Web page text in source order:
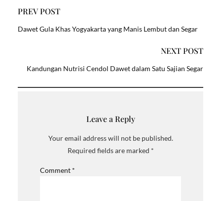
PREV POST
Dawet Gula Khas Yogyakarta yang Manis Lembut dan Segar
NEXT POST
Kandungan Nutrisi Cendol Dawet dalam Satu Sajian Segar
Leave a Reply
Your email address will not be published.
Required fields are marked *
Comment *